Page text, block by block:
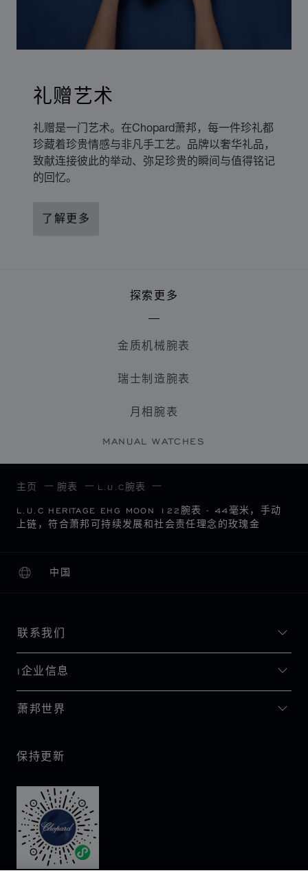
礼赠艺术
礼赠是一门艺术。在Chopard萧邦，每一件珍礼都
珍藏着珍贵情感与非凡手工艺。品牌以奢华礼品，
致献连接彼此的举动、弥足珍贵的瞬间与值得铭记
的回忆。
了解更多
探索更多
金质机械腕表
瑞士制造腕表
月相腕表
MANUAL WATCHES
主页 腕表 L.U.C腕表
L.U.C HERITAGE EHG MOON 122腕表 - 44毫米，手动
上链，符合萧邦可持续发展和社会责任理念的玫瑰金
中国
本地化（更改国家/地区）
更改国家/地区
联系我们
I企业信息
萧邦世界
保持更新